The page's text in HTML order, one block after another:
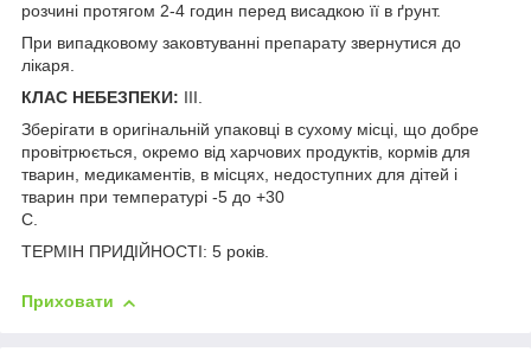
розчині протягом 2-4 годин перед висадкою її в ґрунт.
При випадковому заковтуванні препарату звернутися до
лікаря.
КЛАС НЕБЕЗПЕКИ: III.
Зберігати в оригінальній упаковці в сухому місці, що добре
провітрюється, окремо від харчових продуктів, кормів для
тварин, медикаментів, в місцях, недоступних для дітей і
тварин при температурі -5 до +30
С.
ТЕРМІН ПРИДІЙНОСТІ: 5 років.
Приховати